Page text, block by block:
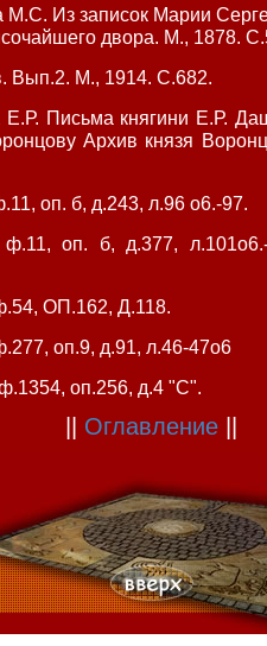
М.С. Из записок Марии
двора. М., 1878.
Вып.2. М., 1914. С.682.
Письма княгини Е.Р.
Архив князя
оп. б, д.243, л.96 о6.-97.
оп. б, д.377,
ОП.162, Д.118.
оп.9, д.91, л.46-47о6
оп.256, д.4 "С".
Оглавление